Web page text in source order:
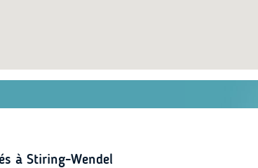
à Stiring-Wendel